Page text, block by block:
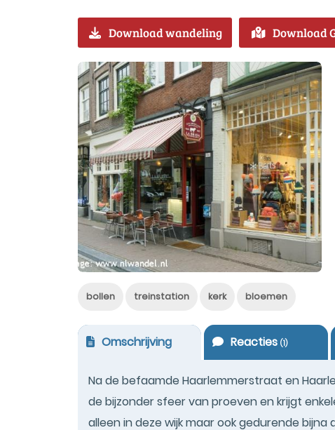
Download wandeling Download
bollen treinstation kerk bloemen
Omschrijving Reacties(1)
Na de befaamde Haarlemmerstraat en
de bijzonder sfeer van proeven en krijgt
alleen in deze wijk maar ook gedurende